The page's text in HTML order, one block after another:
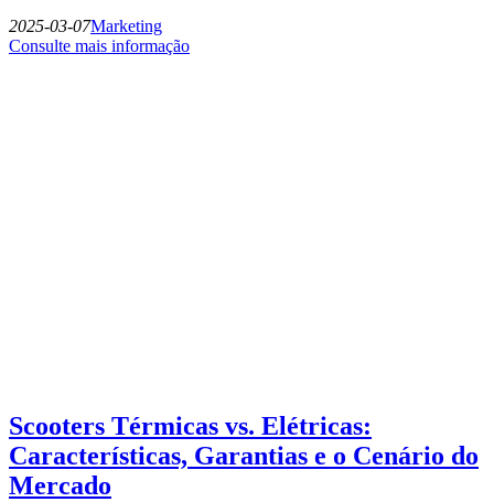
2025-03-07Marketing
Consulte mais informação
Scooters Térmicas vs. Elétricas:
Características, Garantias e o Cenário do
Mercado